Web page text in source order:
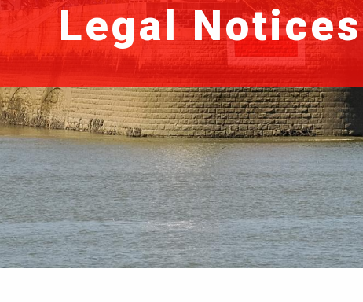
Legal Notices